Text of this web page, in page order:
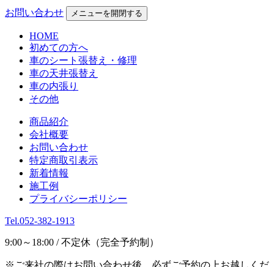
お問い合わせ メニューを開閉する
HOME
初めての方へ
車のシート張替え・修理
車の天井張替え
車の内張り
その他
商品紹介
会社概要
お問い合わせ
特定商取引表示
新着情報
施工例
プライバシーポリシー
Tel.052-382-1913
9:00～18:00 / 不定休（完全予約制）
※ご来社の際はお問い合わせ後、必ずご予約の上お越しくだ